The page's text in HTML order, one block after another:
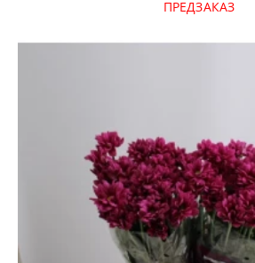
ПРЕДЗАКАЗ